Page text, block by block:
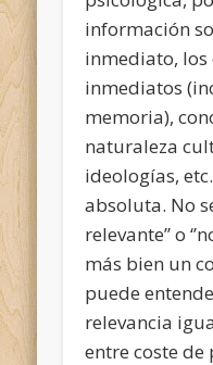
información
inmediato, los
inmediatos
memoria),
naturaleza
ideologías,
absoluta. No
relevante’’ o
más bien un
puede
relevancia
entre coste de